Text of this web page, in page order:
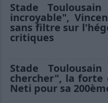
Stade
incroyable",
sans filtre sur
critiques
Stade
chercher", la forte
Neti pour sa